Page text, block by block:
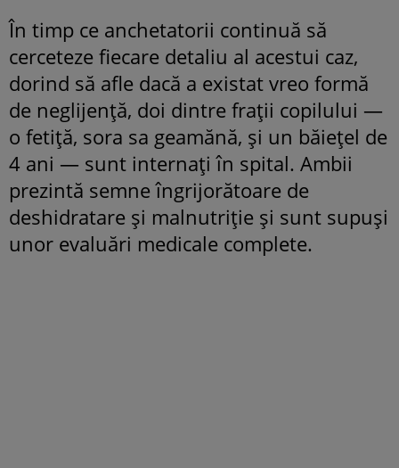
În timp ce anchetatorii continuă să
cerceteze fiecare detaliu al acestui caz,
dorind să afle dacă a existat vreo formă
de neglijență, doi dintre frații copilului —
o fetiță, sora sa geamănă, și un băiețel de
4 ani — sunt internați în spital. Ambii
prezintă semne îngrijorătoare de
deshidratare și malnutriție și sunt supuși
unor evaluări medicale complete.